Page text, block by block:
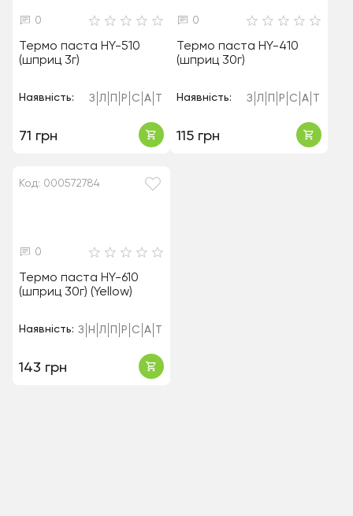
0
Термо паста HY-510
(шприц 3г)
Наявність: З Л Р С А
71 грн
0
Термо паста HY-410
(шприц 30г)
Наявність: З Л Р С А
115 грн
Код: 000572784
0
Термо паста HY-610
(шприц 30г) (Yellow)
Наявність: З Н Л Р С А
143 грн